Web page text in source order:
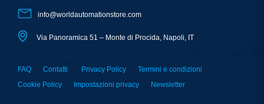
info@worldautomationstore.com
Via Panoramica 51 – Monte di Procida, Napoli, IT
FAQ Contatti Privacy Policy
Termini e condizioni
Cookie Policy
Impostazioni privacy Newsletter